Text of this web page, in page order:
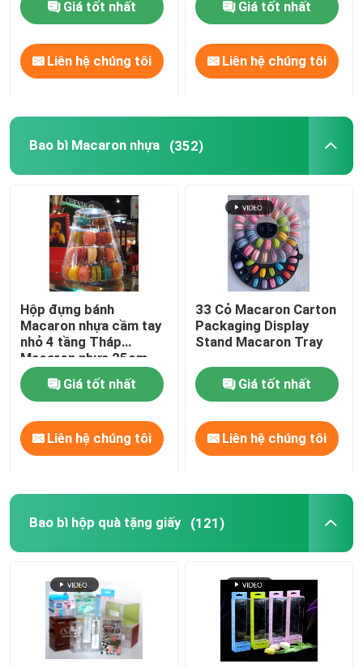
thuốc 5mlGiá tốt nhất
Liên hệ chúng tôi
bì thuốc 5ml bao bì
chai kính 5ml
Giá tốt nhất
Liên hệ chúng tôi
Bao bì Macaron nhựa (352)
Hộp đựng bánh
Macaron nhựa cầm tay
nhỏ 4 tầng Tháp
Macaron nhựa 25cm
Giá tốt nhất
Liên hệ chúng tôi
33 Cỏ Macaron Carton
Packaging Display
Stand Macaron Tray
Giá tốt nhất
Liên hệ chúng tôi
Bao bì hộp quà tặng giấy (121)